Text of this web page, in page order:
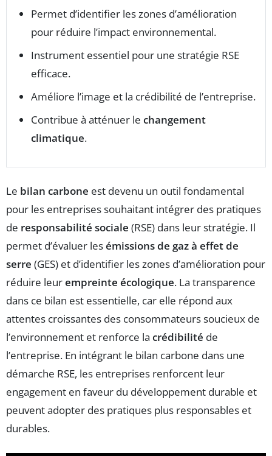
Permet d’identifier les zones d’amélioration
pour réduire l’impact environnemental.
Instrument essentiel pour une stratégie RSE
efficace.
Améliore l’image et la crédibilité de l’entreprise.
Contribue à atténuer le changement
climatique.
Le bilan carbone est devenu un outil fondamental
pour les entreprises souhaitant intégrer des pratiques
de responsabilité sociale (RSE) dans leur stratégie. Il
permet d’évaluer lesémissions de gaz à effet de
serre (GES) et d’identifier les zones d’amélioration pour
réduire leurempreinte écologique. La transparence
dans ce bilan est essentielle, car elle répond aux
attentes croissantes des consommateurs soucieux de
l’environnement et renforce la crédibilité de
l’entreprise. En intégrant le bilan carbone dans une
démarche RSE, les entreprises renforcent leur
engagement en faveur du développement durable et
peuvent adopter des pratiques plus responsables et
durables.